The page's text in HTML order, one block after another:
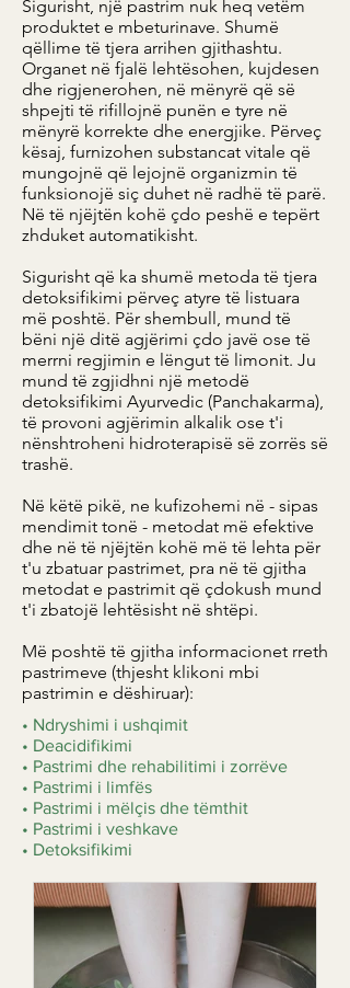
Sigurisht, një pastrim nuk heq vetëm
produktet e mbeturinave. Shumë
qëllime të tjera arrihen gjithashtu.
Organet në fjalë lehtësohen, kujdesen
dhe rigjenerohen, në mënyrë që së
shpejti të rifillojnë punën e tyre në
mënyrë korrekte dhe energjike. Përveç
kësaj, furnizohen substancat vitale që
mungojnë që lejojnë organizmin të
funksionojë siç duhet në radhë të parë.
Në të njëjtën kohë çdo peshë e tepërt
zhduket automatikisht.
Sigurisht që ka shumë metoda të tjera
detoksifikimi përveç atyre të listuara
më poshtë. Për shembull, mund të
bëni një ditë agjërimi çdo javë ose të
merrni regjimin e lëngut të limonit. Ju
mund të zgjidhni një metodë
detoksifikimi Ayurvedic (Panchakarma),
të provoni agjërimin alkalik ose t'i
nënshtroheni hidroterapisë së zorrës së
trashë.
Në këtë pikë, ne kufizohemi në - sipas
mendimit tonë - metodat më efektive
dhe në të njëjtën kohë më të lehta për
t'u zbatuar pastrimet, pra në të gjitha
metodat e pastrimit që çdokush mund
t'i zbatojë lehtësisht në shtëpi.
Më poshtë të gjitha informacionet rreth
pastrimeve (thjesht klikoni mbi
pastrimin e dëshiruar):
• Ndryshimi i ushqimit
​• Deacidifikimi
​• Pastrimi dhe rehabilitimi i zorrëve
• Pastrimi i limfës
• Pastrimi i mëlçis dhe tëmthit
• Pastrimi i veshkave
• Detoksifikimi